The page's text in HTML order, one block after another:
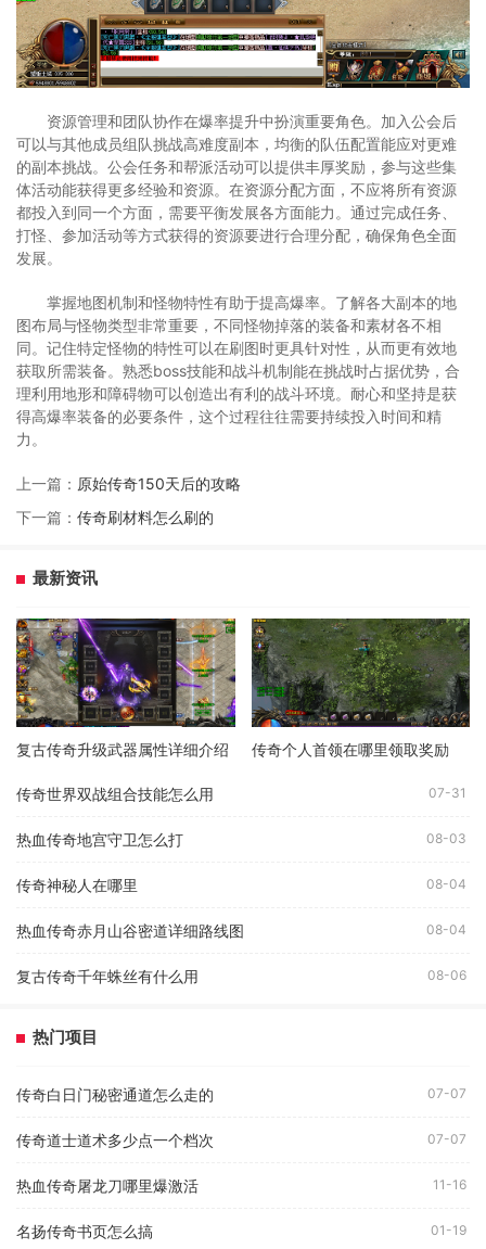
资源管理和团队协作在爆率提升中扮演重要角色。加入公会后
可以与其他成员组队挑战高难度副本，均衡的队伍配置能应对更难
的副本挑战。公会任务和帮派活动可以提供丰厚奖励，参与这些集
体活动能获得更多经验和资源。在资源分配方面，不应将所有资源
都投入到同一个方面，需要平衡发展各方面能力。通过完成任务、
打怪、参加活动等方式获得的资源要进行合理分配，确保角色全面
发展。
掌握地图机制和怪物特性有助于提高爆率。了解各大副本的地
图布局与怪物类型非常重要，不同怪物掉落的装备和素材各不相
同。记住特定怪物的特性可以在刷图时更具针对性，从而更有效地
获取所需装备。熟悉boss技能和战斗机制能在挑战时占据优势，合
理利用地形和障碍物可以创造出有利的战斗环境。耐心和坚持是获
得高爆率装备的必要条件，这个过程往往需要持续投入时间和精
力。
上一篇： 原始传奇150天后的攻略
下一篇： 传奇刷材料怎么刷的
最新资讯
复古传奇升级武器属性详细介绍 传奇个人首领在哪里领取奖励
传奇世界双战组合技能怎么用 07-31
热血传奇地宫守卫怎么打 08-03
传奇神秘人在哪里 08-04
热血传奇赤月山谷密道详细路线图 08-04
复古传奇千年蛛丝有什么用 08-06
热门项目
传奇白日门秘密通道怎么走的 07-07
传奇道士道术多少点一个档次 07-07
热血传奇屠龙刀哪里爆激活 11-16
名扬传奇书页怎么搞 01-19